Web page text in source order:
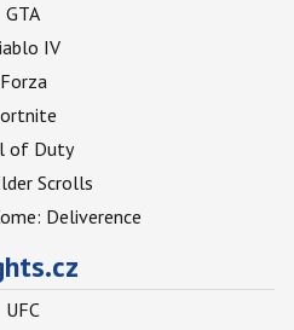
GTA
IV
Forza
of Duty
Scrolls
Deliverence
UFC